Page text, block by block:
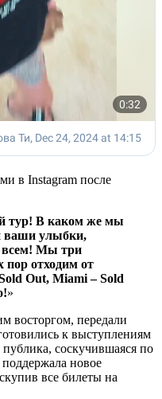
в Instagram после
тур! В каком же мы
ваши улыбки,
всем! Мы три
пор отходим от
Out, Miami – Sold
»
восторгом, передали
к выступлениям
публика, соскучившаяся по
новое
все билеты на